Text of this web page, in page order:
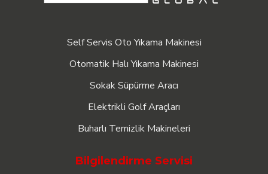
Self Servis Oto Yıkama Makinesi
Otomatik Halı Yıkama Makinesi
Sokak Süpürme Aracı
Elektrikli Golf Araçları
Buharlı Temizlik Makineleri
Bilgilendirme Servisi